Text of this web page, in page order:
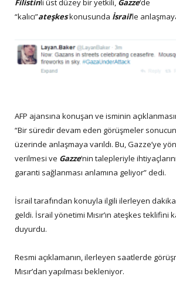
Filistinli üst düzey bir yetkili, Gazze‘de
“kalıcı”ateşkeskonusunda İsrail‘le
AFP ajansına konuşan ve isminin
“Bir süredir devam eden görüşmeler
üzerinde anlaşmaya varıldı. Bu, Gazze’ye
verilmesi ve Gazze‘nin talepleriyle
garanti sağlanması anlamına geliyor” dedi.
İsrail tarafından konuyla ilgili ilerleyen
geldi. İsrail yönetimi Mısır’ın ateşkes teklifini
duyurdu.
Resmi açıklamanın, ilerleyen saatlerde
Mısır’dan yapılması bekleniyor.